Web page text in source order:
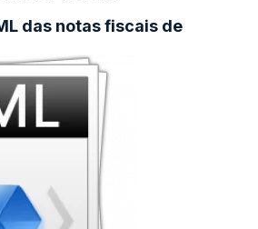
das notas fiscais de